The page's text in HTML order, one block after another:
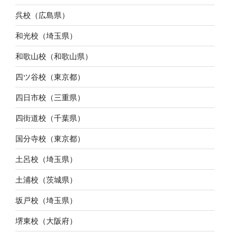
呉校（広島県）
和光校（埼玉県）
和歌山校（和歌山県）
四ツ谷校（東京都）
四日市校（三重県）
四街道校（千葉県）
国分寺校（東京都）
土呂校（埼玉県）
土浦校（茨城県）
坂戸校（埼玉県）
堺東校（大阪府）